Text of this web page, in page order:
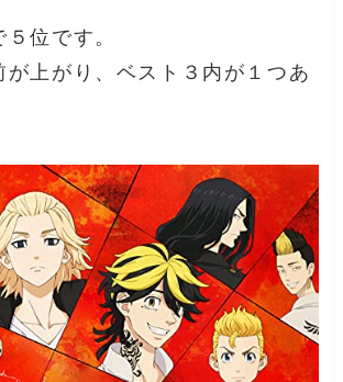
位です。
が上がり、ベスト３内が１つあ